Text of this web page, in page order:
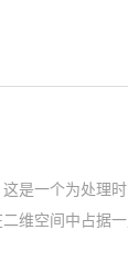
一个为处理
维空间中占据